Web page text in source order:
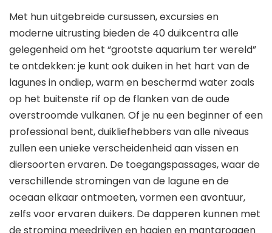
Met hun uitgebreide cursussen, excursies en
moderne uitrusting bieden de 40 duikcentra alle
gelegenheid om het “grootste aquarium ter wereld”
te ontdekken: je kunt ook duiken in het hart van de
lagunes in ondiep, warm en beschermd water zoals
op het buitenste rif op de flanken van de oude
overstroomde vulkanen. Of je nu een beginner of een
professional bent, duikliefhebbers van alle niveaus
zullen een unieke verscheidenheid aan vissen en
diersoorten ervaren. De toegangspassages, waar de
verschillende stromingen van de lagune en de
oceaan elkaar ontmoeten, vormen een avontuur,
zelfs voor ervaren duikers. De dapperen kunnen met